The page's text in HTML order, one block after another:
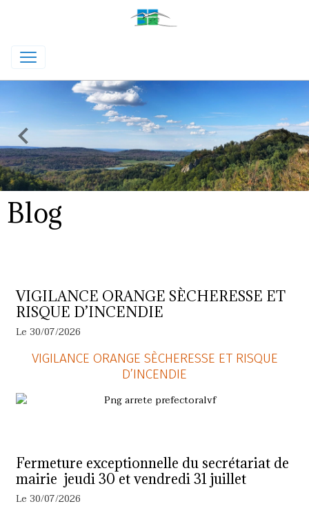
Blog
VIGILANCE ORANGE SÈCHERESSE ET
RISQUE D’INCENDIE
Le 30/07/2026
VIGILANCE ORANGE SÈCHERESSE ET RISQUE
D’INCENDIE
Fermeture exceptionnelle du secrétariat de
mairie jeudi 30 et vendredi 31 juillet
Le 30/07/2026